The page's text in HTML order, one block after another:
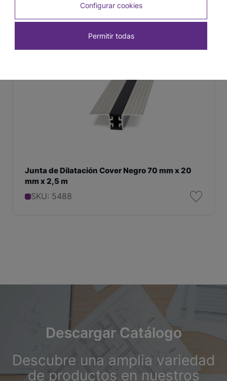
Junta de Dilatación Cover Negro 70 mm x 20
mm x 2,5 m
SKU: 5488
Descargar Catálogo
Descubre una amplia variedad
de productos en nuestros
Configurar cookies
Permitir todas